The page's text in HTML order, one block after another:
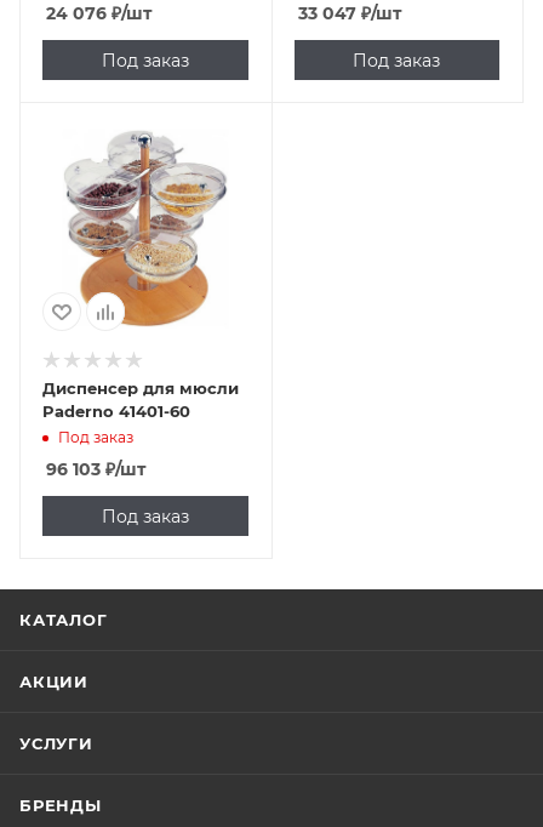
24 076 ₽/шт
Под заказ
33 047₽/шт
Под заказ
Диспенсер для мюсли
Paderno 41401-60
Под заказ
96 103 ₽/шт
Под заказ
КАТАЛОГ
АКЦИИ
УСЛУГИ
БРЕНДЫ